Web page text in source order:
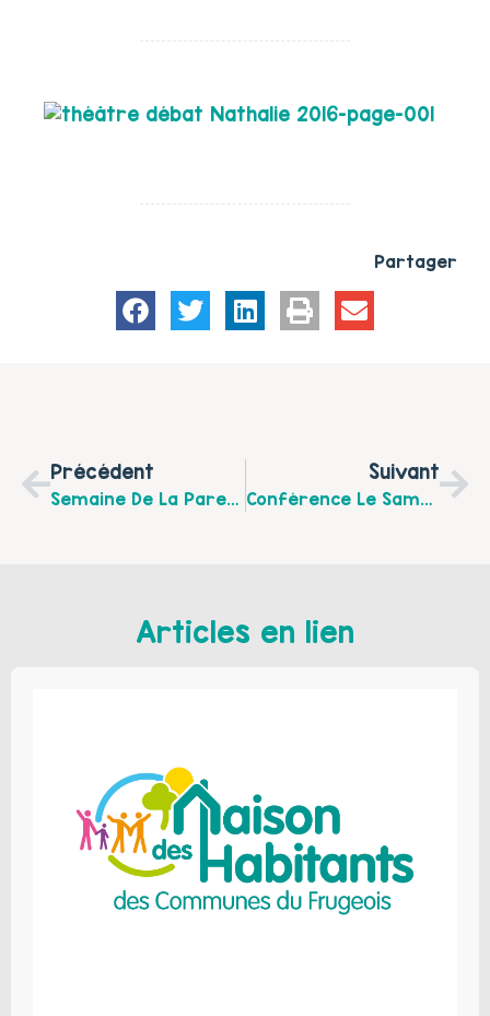
Partager
Précédent
Semaine De La Parentalité Organisée À Courcelles Les Lens Du 10 Au 14 Octobre
Suivant
Conférence Le Samedi 29 Octobre À 10h30 À La Médiathèque De Meurchin Sur "Les Jeux Vidéos C’est Du Sérieux" Rencontre Avec Vanessa Lalo Psychologue
Articles en lien